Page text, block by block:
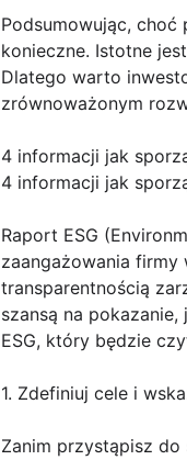
Podsumowując, choć
konieczne. Istotne
Dlatego warto
zrównoważonym
4 informacji jak
4 informacji jak
Raport ESG
zaangażowania firmy
transparentnością
szansą na
ESG, który będzie
1. Zdefiniuj cele i
Zanim przystąpisz do